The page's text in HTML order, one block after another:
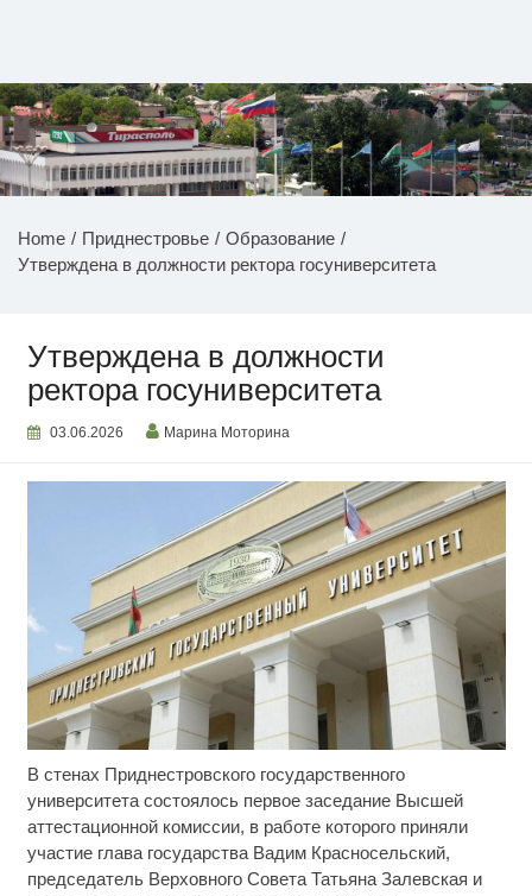
НОВОСТИ ПРИДНЕСТРОВЬЯ
Home Приднестровье
Образование
Утверждена в должности ректора госуниверситета
Утверждена в должности
ректора госуниверситета
03.06.2026 Марина Моторина
В стенах Приднестровского государственного
университета состоялось первое заседание Высшей
аттестационной комиссии, в работе которого приняли
участие глава государства Вадим Красносельский,
председатель Верховного Совета Татьяна Залевская и
Ролик длится несколько секунд, а смеяться вы
будете долго
Королева вагона отожгла! Видео не оставит
равнодушным